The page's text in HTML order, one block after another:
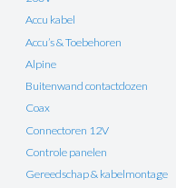
Accu kabel
Accu’s & Toebehoren
Alpine
Buitenwand contactdozen
Coax
Connectoren 12V
Controle panelen
Gereedschap & kabelmontage